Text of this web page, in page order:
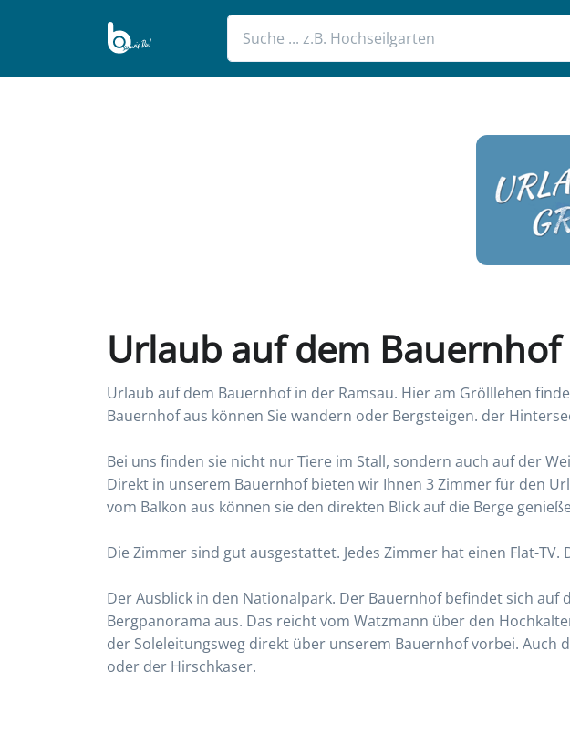
Urlaub auf dem Bauernhof
Urlaub auf dem Bauernhof in der Ramsau. Hier am Grölllehen
Bauernhof aus können Sie wandern oder Bergsteigen. der
Bei uns finden sie nicht nur Tiere im Stall, sondern auch auf der
Direkt in unserem Bauernhof bieten wir Ihnen 3 Zimmer für den
vom Balkon aus können sie den direkten Blick auf die Berge
Die Zimmer sind gut ausgestattet. Jedes Zimmer hat einen Flat-
Der Ausblick in den Nationalpark. Der Bauernhof befindet sich
Bergpanorama aus. Das reicht vom Watzmann über den
der Soleleitungsweg direkt über unserem Bauernhof vorbei. Auch
oder der Hirschkaser.